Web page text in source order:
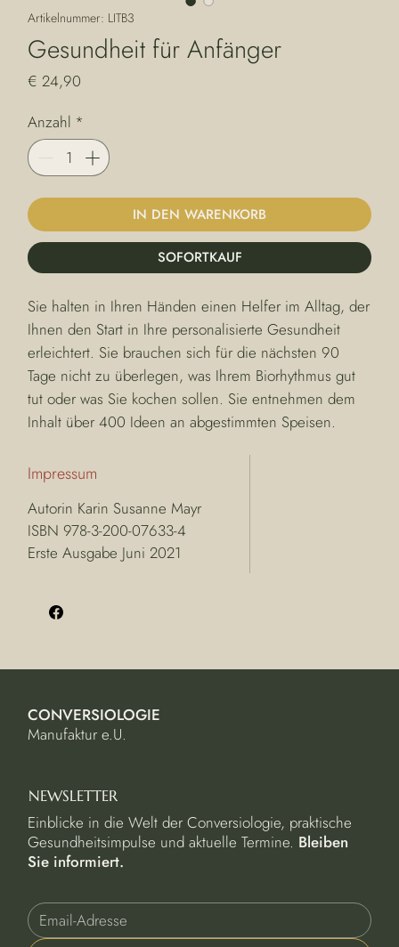
Artikelnummer: LITB3
Gesundheit für Anfänger
€ 24,90
Anzahl *
IN DEN WARENKORB
SOFORTKAUF
Sie halten in Ihren Händen einen Helfer im Alltag, der
Ihnen den Start in Ihre personalisierte Gesundheit
erleichtert. Sie brauchen sich für die nächsten 90
Tage nicht zu überlegen, was Ihrem Biorhythmus gut
tut oder was Sie kochen sollen. Sie entnehmen dem
Inhalt über 400 Ideen an abgestimmten Speisen.
Impressum
Autorin Karin Susanne Mayr
ISBN 978-3-200-07633-4
Erste Ausgabe Juni 2021
CONVERSIOLOGIE
Manufaktur e.U.
NEWSLETTER
Einblicke in die Welt der Conversiologie, praktische
Gesundheitsimpulse und aktuelle Termine. Bleiben
Sie informiert.